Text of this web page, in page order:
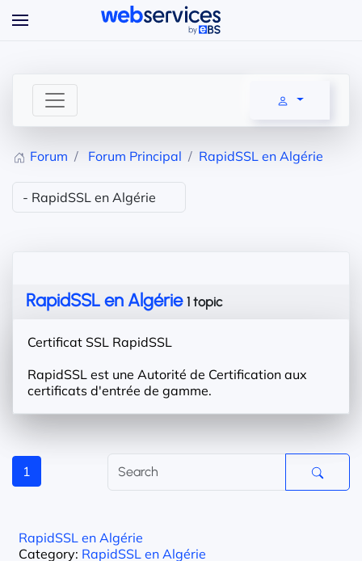
Forum Forum Principal RapidSSL en Algérie
RapidSSL en Algérie 1 topic
Certificat SSL RapidSSL
RapidSSL est une Autorité de Certification aux
certificats d'entrée de gamme.
1
RapidSSL en Algérie
Category: RapidSSL en Algérie